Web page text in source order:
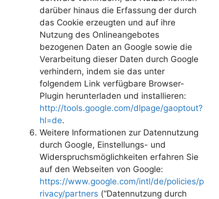
darüber hinaus die Erfassung der durch
das Cookie erzeugten und auf ihre
Nutzung des Onlineangebotes
bezogenen Daten an Google sowie die
Verarbeitung dieser Daten durch Google
verhindern, indem sie das unter
folgendem Link verfügbare Browser-
Plugin herunterladen und installieren:
http://tools.google.com/dlpage/gaoptout?
hl=de.
Weitere Informationen zur Datennutzung
durch Google, Einstellungs- und
Widerspruchsmöglichkeiten erfahren Sie
auf den Webseiten von Google:
https://www.google.com/intl/de/policies/p
rivacy/partners (“Datennutzung durch